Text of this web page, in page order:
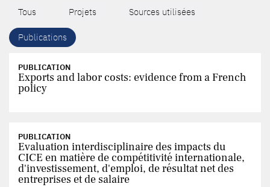
Tous Projets Sources utilisées
Publications
PUBLICATION
Exports and labor costs: evidence from a French
policy
PUBLICATION
Evaluation interdisciplinaire des impacts du
CICE en matière de compétitivité internationale,
d'investissement, d'emploi, de résultat net des
entreprises et de salaire